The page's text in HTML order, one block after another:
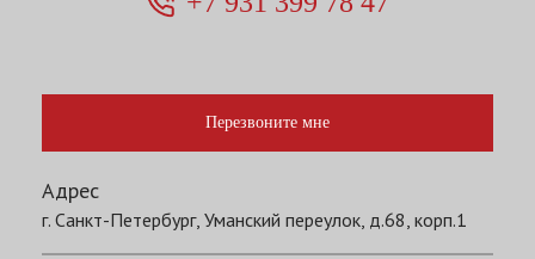
Перезвоните мне
Адрес
г. Санкт-Петербург, Уманский переулок, д.68, корп.1